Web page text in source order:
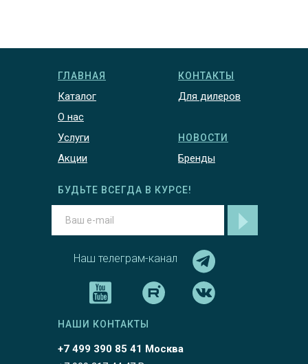
ГЛАВНАЯ
Каталог
О нас
Услуги
Акции
КОНТАКТЫ
Для дилеров
НОВОСТИ
Бренды
Наш телеграм-канал
БУДЬТЕ ВСЕГДА В КУРСЕ!
+7 499 390 85 41 Москва
НАШИ КОНТАКТЫ